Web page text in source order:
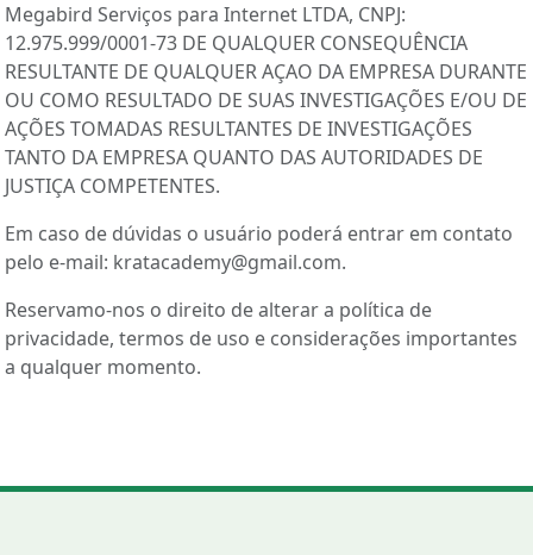
Megabird Serviços para Internet LTDA, CNPJ:
12.975.999/0001-73 DE QUALQUER CONSEQUÊNCIA
RESULTANTE DE QUALQUER AÇAO DA EMPRESA DURANTE
OU COMO RESULTADO DE SUAS INVESTIGAÇÕES E/OU DE
AÇÕES TOMADAS RESULTANTES DE INVESTIGAÇÕES
TANTO DA EMPRESA QUANTO DAS AUTORIDADES DE
JUSTIÇA COMPETENTES.
Em caso de dúvidas o usuário poderá entrar em contato
pelo e-mail: kratacademy@gmail.com.
Reservamo-nos o direito de alterar a política de
privacidade, termos de uso e considerações importantes
a qualquer momento.